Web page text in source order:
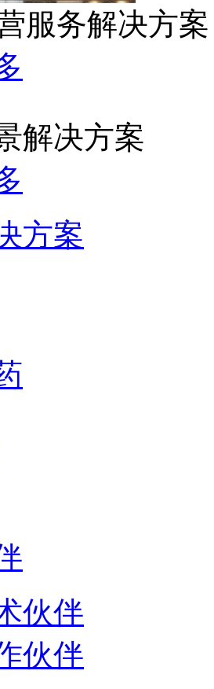
服务解决方案
解决方案
方案
伙伴
伙伴